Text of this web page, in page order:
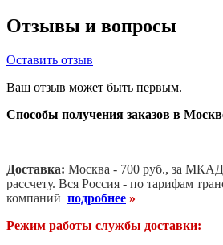
Отзывы и вопросы
Оставить отзыв
Ваш отзыв может быть первым.
Способы получения заказов в
Доставка: Москва - 700 руб., за
рассчету. Вся Россия - по тарифам
компаний подробнее »
Режим работы службы доставки: